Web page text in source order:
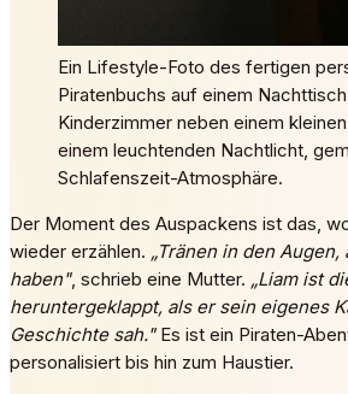
Ein Lifestyle-Foto des fertigen
Piratenbuchs auf einem
Kinderzimmer neben einem
einem leuchtenden Nachtlicht,
Schlafenszeit-Atmosphäre.
Der Moment des Auspackens ist das,
wieder erzählen. „Tränen in den
haben", schrieb eine Mutter. „Liam ist
heruntergeklappt, als er sein eigenes
Geschichte sah."Es ist ein Piraten-
personalisiert bis hin zum Haustier.